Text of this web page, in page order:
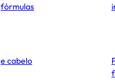
fórmulas
e cabelo